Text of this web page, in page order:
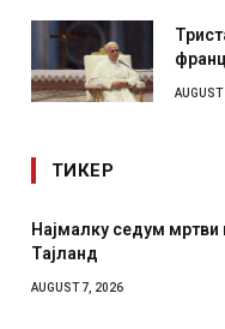
ТИКЕР
СОЗИС: Украинците
отколку на Зеленски
AUGUST 7, 2026